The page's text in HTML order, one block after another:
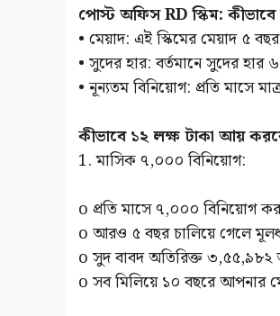
পোস্ট অফিস RD স্কিম:
• মেয়াদ: এই স্কিমের মেয়াদ ৫
• সুদের হার: বর্তমানে সুদের
• নূন্যতম বিনিয়োগ: প্রতি মাসে
কীভাবে ১২ লক্ষ টাকা আয়
1. মাসিক ৭,০০০ বিনিয়োগ:
o প্রতি মাসে ৭,০০০ বিনিয়োগ
o আরও ৫ বছর চালিয়ে গেলে
o সুদ বাবদ অতিরিক্ত ৩,৫৫,৯৮২
o সব মিলিয়ে ১০ বছরে আপনার